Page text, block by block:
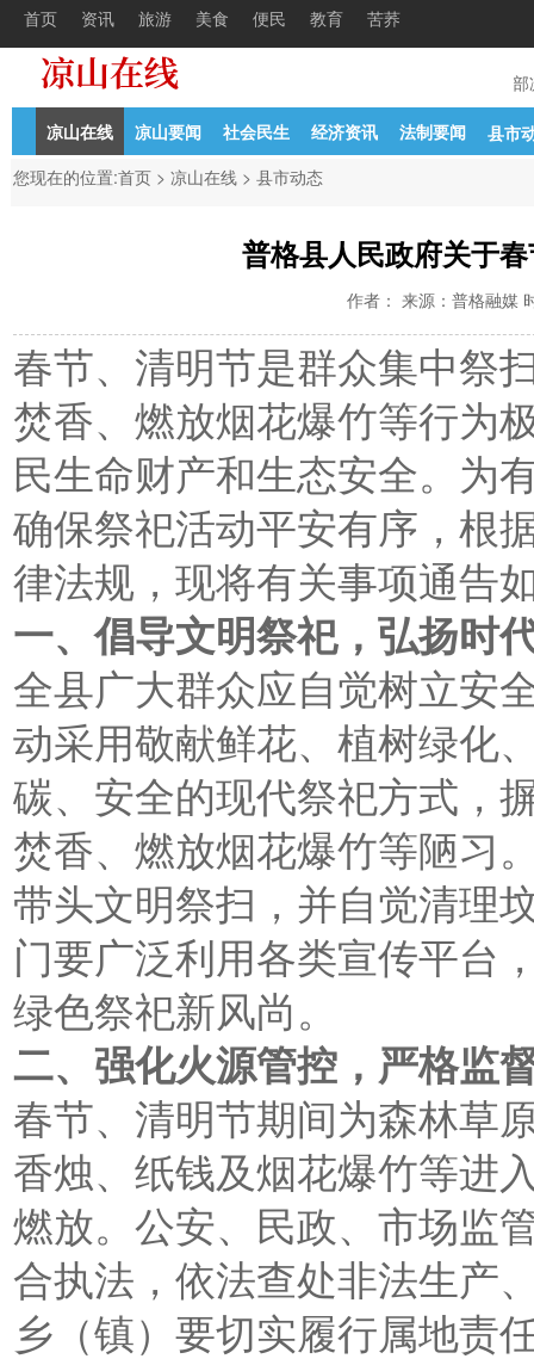
首页 资讯 旅游 美食 便民 教育 苦荞
凉山州关于2024年第二批引进人才的 中共凉山州委组织部
凉山在线 凉山要闻 社会民生 经济资讯 法制要闻
县市
您现在的位置:首页 > 凉山在线 > 县市动态
普格县人民政府关于
作者： 来源：普格融媒
春节、清明节是群众集中祭
焚香、燃放烟花爆竹等行为
民生命财产和生态安全。为
确保祭祀活动平安有序，根
律法规，现将有关事项通告
一、倡导文明祭祀，弘扬时
全县广大群众应自觉树立安
动采用敬献鲜花、植树绿化
碳、安全的现代祭祀方式，
焚香、燃放烟花爆竹等陋习
带头文明祭扫，并自觉清理
门要广泛利用各类宣传平台
绿色祭祀新风尚。
二、强化火源管控，严格监
春节、清明节期间为森林草
香烛、纸钱及烟花爆竹等进
燃放。公安、民政、市场监
合执法，依法查处非法生产
乡（镇）要切实履行属地责